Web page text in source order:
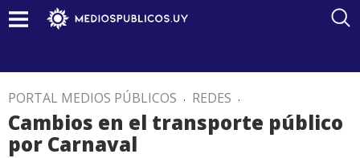
PORTAL MEDIOS PÚBLICOS . REDES .
Cambios en el transporte público
por Carnaval